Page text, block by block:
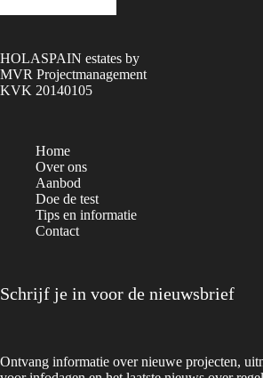
HOLASPAIN estates by
MVR Projectmanagement
KVK 20140105
Home
Over ons
Aanbod
Doe de test
Tips en informatie
Contact
Schrijf je in voor de nieuwsbrief
Ontvang informatie over nieuwe projecten,